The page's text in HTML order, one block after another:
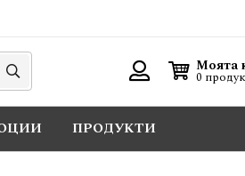
Търси
Моята
0
ПРОДУКТИ